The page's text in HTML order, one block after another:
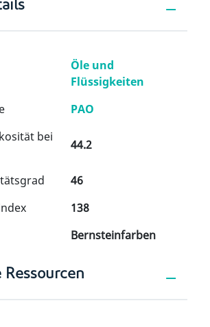
Öle und
Flüssigkeiten
PAO
bei
44.2
46
138
Bernsteinfarben
Ressourcen